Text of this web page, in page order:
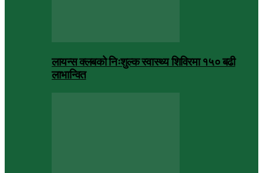
लायन्स क्लबको निःशुल्क स्वास्थ्य शिविरमा १५० बढी
लाभान्वित